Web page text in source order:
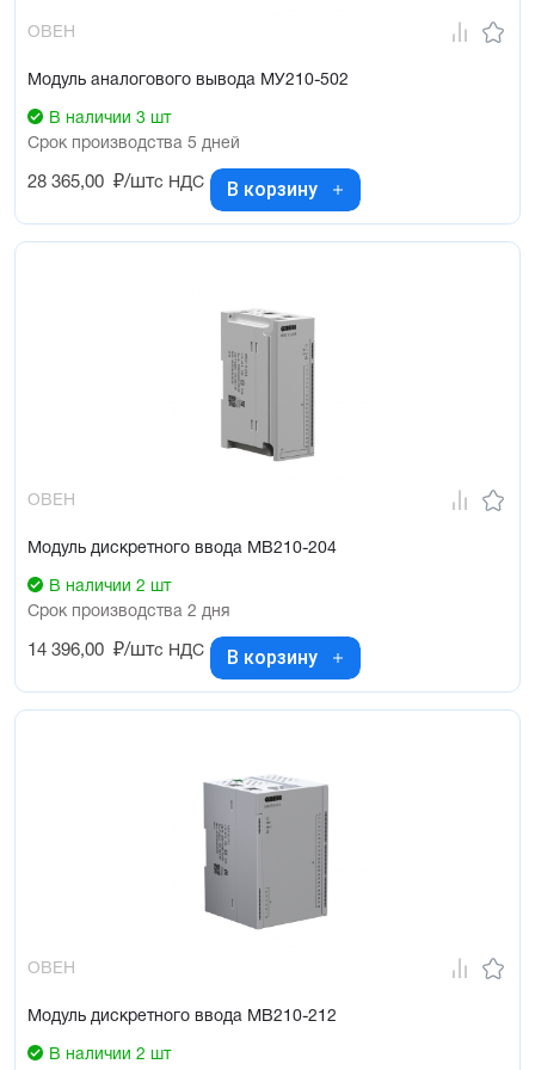
ОВЕН
Модуль аналогового вывода МУ210-502
В наличии 3 шт
Срок производства 5 дней
28 365,00 ₽/штс НДС В корзину
ОВЕН
Модуль дискретного ввода МВ210-204
В наличии 2 шт
Срок производства 2 дня
14 396,00 ₽/штс НДС В корзину
ОВЕН
Модуль дискретного ввода МВ210-212
В наличии 2 шт